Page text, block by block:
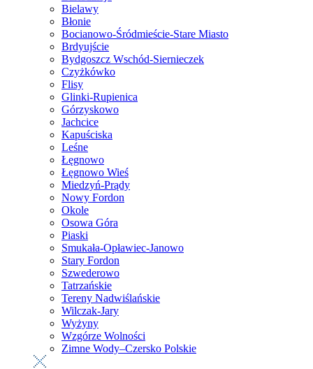
Bielawy
Błonie
Bocianowo-Śródmieście-Stare Miasto
Brdyujście
Bydgoszcz Wschód-Siernieczek
Czyżkówko
Flisy
Glinki-Rupienica
Górzyskowo
Jachcice
Kapuściska
Leśne
Łęgnowo
Łęgnowo Wieś
Miedzyń-Prądy
Nowy Fordon
Okole
Osowa Góra
Piaski
Smukała-Opławiec-Janowo
Stary Fordon
Szwederowo
Tatrzańskie
Tereny Nadwiślańskie
Wilczak-Jary
Wyżyny
Wzgórze Wolności
Zimne Wody–Czersko Polskie